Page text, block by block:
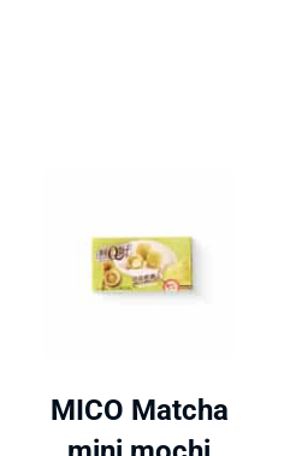
MICO Matcha